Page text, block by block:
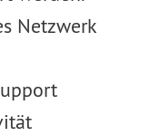
Netzwerk